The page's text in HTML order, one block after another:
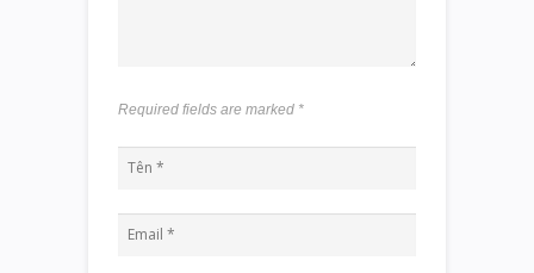
Required fields are marked *